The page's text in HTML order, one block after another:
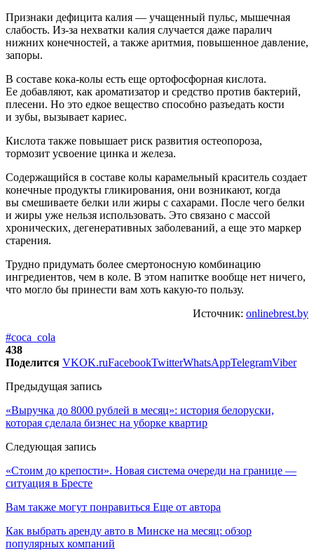
Признаки дефицита калия — учащенный пульс, мышечная
слабость. Из-за нехватки калия случается даже паралич
нижних конечностей, а также аритмия, повышенное давление,
запоры.
В составе кока-колы есть еще ортофосфорная кислота.
Ее добавляют, как ароматизатор и средство против бактерий,
плесени. Но это едкое вещество способно разъедать кости
и зубы, вызывает кариес.
Кислота также повышает риск развития остеопороза,
тормозит усвоение цинка и железа.
Содержащийся в составе колы карамельный краситель создает
конечные продукты гликирования, они возникают, когда
вы смешиваете белки или жиры с сахарами. После чего белки
и жиры уже нельзя использовать. Это связано с массой
хронических, дегенеративных заболеваний, а еще это маркер
старения.
Трудно придумать более смертоносную комбинацию
ингредиентов, чем в коле. В этом напитке вообще нет ничего,
что могло бы принести вам хоть какую-то пользу.
Источник: onlinebrest.by
#coca_cola
438
Поделится VKOK.ruFacebookTwitterWhatsAppTelegramViber
Предыдущая запись
«Выручка до 8000 рублей в месяц»: история белоруски,
которая сделала бизнес на уборке квартир
Следующая запись
«Стоим до крепости». Новая система очереди на границе —
ситуация в Бресте
Вам также могут понравиться Еще от автора
Как выбрать аренду авто в Минске на месяц: обзор
популярных компаний